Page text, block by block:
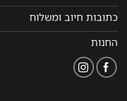
כתובות חיוב ומשלוח
החנות